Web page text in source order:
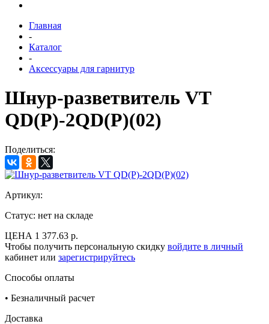
Главная
-
Каталог
-
Аксессуары для гарнитур
Шнур-разветвитель VT
QD(P)-2QD(P)(02)
Поделиться:
Артикул:
Статус: нет на складе
ЦЕНА 1 377.63 р.
Чтобы получить персональную скидку войдите в личный
кабинет или зарегистрируйтесь
Способы оплаты
• Безналичный расчет
Доставка